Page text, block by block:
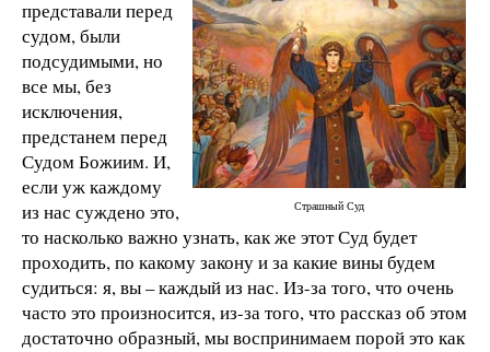
Страшный Суд
представали перед
судом, были
подсудимыми, но
все мы, без
исключения,
предстанем перед
Судом Божиим. И,
если уж каждому
из нас суждено это,
то насколько важно узнать, как же этот Суд будет
проходить, по какому закону и за какие вины будем
судиться: я, вы – каждый из нас. Из-за того, что очень
часто это произносится, из-за того, что рассказ об этом
достаточно образный, мы воспринимаем порой это как